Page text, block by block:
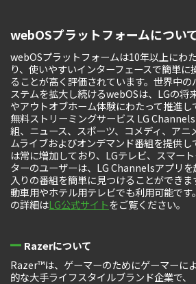
webOSプラットフォームについ
webOSプラットフォームは10年以上にわ
り、使いやすいインターフェースで簡単
ることが高く評価されています。世界中
ステムを拡大し続けるwebOSは、LGの将
やアウトオブホーム体験にわたって推進し
無料ストリーミングサービス LG
組、ニュース、スポーツ、コメディ、アニ
ムライブおよびオンデマンド番組を提供
は常に増加しており、LGテレビ、スマー
ターのユーザーは、LG Channelsアプリ
入りの番組を簡単に見つけることができ
動車用やホテル用テレビでも利用可能で
の詳細はLG公式サイトをご覧ください。
Razerについて
Razer™は、ゲーマーのためにゲーマーに
的な大手ライフスタイルブランド企業で